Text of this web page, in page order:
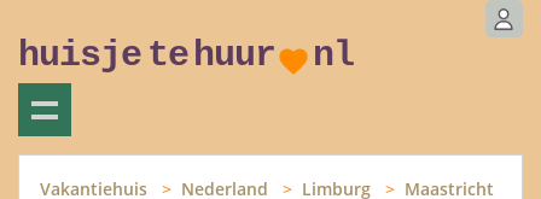
huisje tehuur nl
Vakantiehuis Nederland Limburg
Maastricht